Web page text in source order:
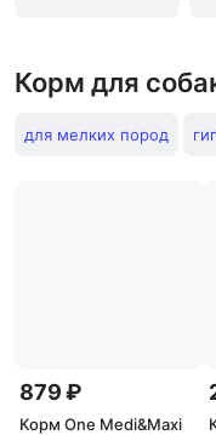
Корм для
для мелких пород
879 ₽
Корм One Medi&Maxi